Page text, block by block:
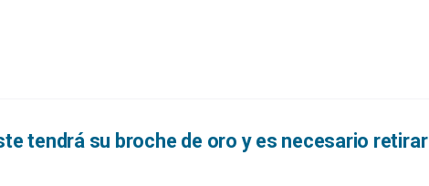
tendrá su broche de oro y es necesario retirar